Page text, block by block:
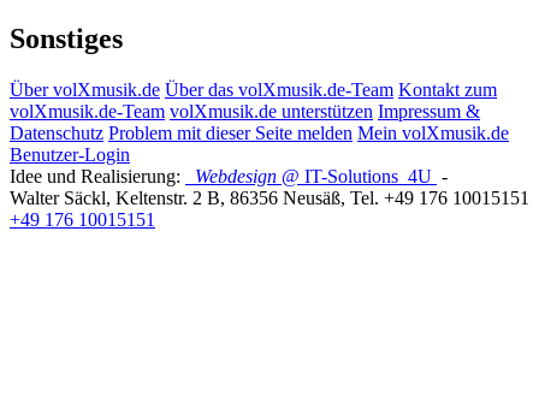
Sonstiges
Über volXmusik.de Über das volXmusik.de-Team Kontakt zum
volXmusik.de-Team volXmusik.de unterstützen Impressum &
Datenschutz Problem mit dieser Seite melden Mein volXmusik.de
Benutzer-Login
Idee und Realisierung:
Webdesign @ IT-Solutions 4U -
Walter Säckl, Keltenstr. 2 B, 86356 Neusäß, Tel. +49 176 10015151
+49 176 10015151